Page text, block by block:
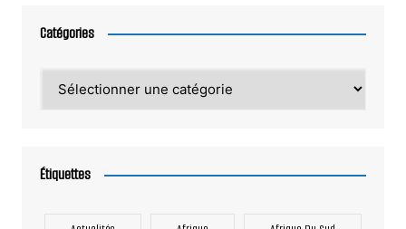
Catégories
Étiquettes